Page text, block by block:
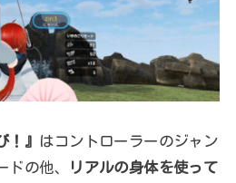
！』 はコントローラーのジャン
ドの他、
リアルの身体を使って